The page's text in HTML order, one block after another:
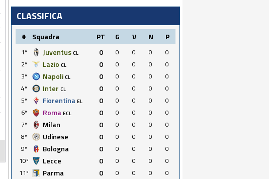
CLASSIFICA
# Squadra PT G V N P
1º Juventus CL 0 0 0 0
0
2º
Lazio CL 0 0 0 0
0
3º
Napoli CL 0 0 0 0
0
4º
Inter CL 0 0 0 0
0
5º
Fiorentina EL 0 0 0 0
0
6º
Roma ECL 0 0 0 0
0
7º
Milan 0 0 0 0
0
8º
Udinese 0 0 0 0
0
9º
Bologna 0 0 0 0
0
10º
Lecce 0 0 0 0
0
11º
Parma 0 0 0 0
0